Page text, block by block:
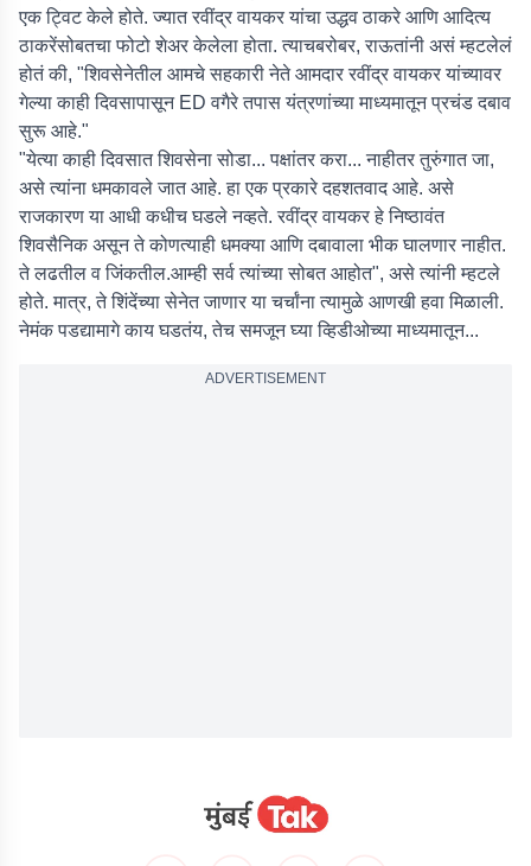
एक ट्विट केले होते. ज्यात रवींद्र वायकर यांचा उद्धव ठाकरे आणि आदित्य
ठाकरेंसोबतचा फोटो शेअर केलेला होता. त्याचबरोबर, राऊतांनी असं म्हटलेलं
होतं की, "शिवसेनेतील आमचे सहकारी नेते आमदार रवींद्र वायकर यांच्यावर
गेल्या काही दिवसापासून ED वगैरे तपास यंत्रणांच्या माध्यमातून प्रचंड दबाव
सुरू आहे."
"येत्या काही दिवसात शिवसेना सोडा... पक्षांतर करा... नाहीतर तुरुंगात जा,
असे त्यांना धमकावले जात आहे. हा एक प्रकारे दहशतवाद आहे. असे
राजकारण या आधी कधीच घडले नव्हते. रवींद्र वायकर हे निष्ठावंत
शिवसैनिक असून ते कोणत्याही धमक्या आणि दबावाला भीक घालणार नाहीत.
ते लढतील व जिंकतील.आम्ही सर्व त्यांच्या सोबत आहोत", असे त्यांनी म्हटले
होते. मात्र, ते शिंदेंच्या सेनेत जाणार या चर्चांना त्यामुळे आणखी हवा मिळाली.
नेमंक पडद्यामागे काय घडतंय, तेच समजून घ्या व्हिडीओच्या माध्यमातून...
ADVERTISEMENT